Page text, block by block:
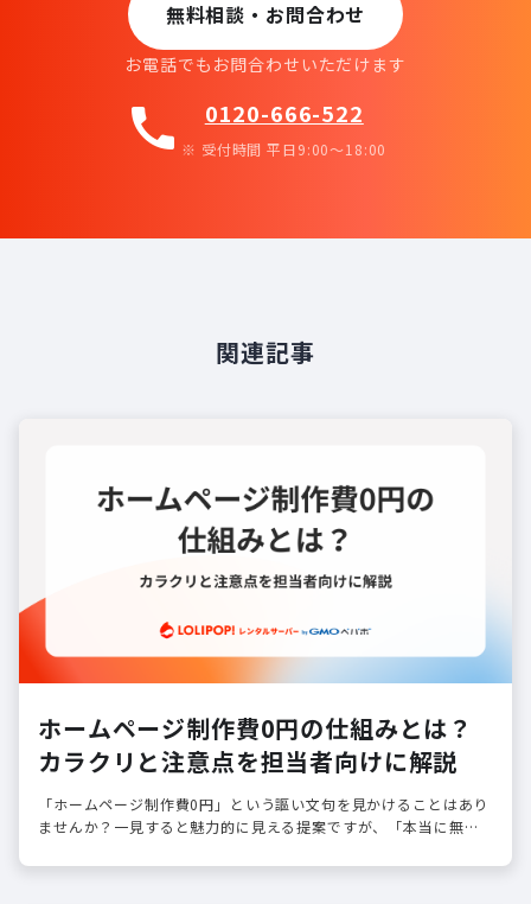
無料相談・お問合わせ
お電話でもお問合わせいただけます
call 0120-666-522
※ 受付時間 平日9:00〜18:00
関連記事
ホームページ制作費0円の仕組みとは？
カラクリと注意点を担当者向けに解説
「ホームページ制作費0円」という謳い文句を見かけることはあり
ませんか？一見すると魅力的に見える提案ですが、「本当に無料
じるのは自然なこと…